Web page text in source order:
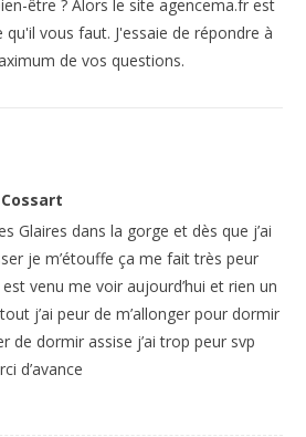
être ? Alors le site agencema.fr est
qu'il vous faut. J'essaie de répondre à
de vos questions.
Glaires dans la gorge et dès que j’ai
je m’étouffe ça me fait très peur
venu me voir aujourd’hui et rien un
j’ai peur de m’allonger pour dormir
de dormir assise j’ai trop peur svp
d’avance